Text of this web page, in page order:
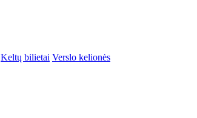
Keltų bilietai Verslo kelionės